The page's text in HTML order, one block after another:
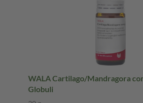
WALA Cartilago/Mandragora
Globuli